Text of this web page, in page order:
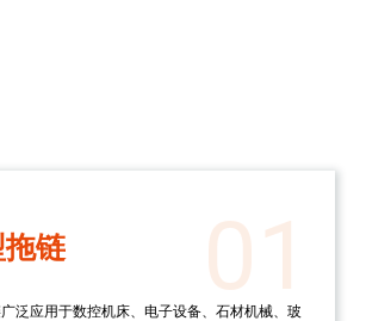
01
链
泛应用于数控机床、电子设备、石材机械、玻